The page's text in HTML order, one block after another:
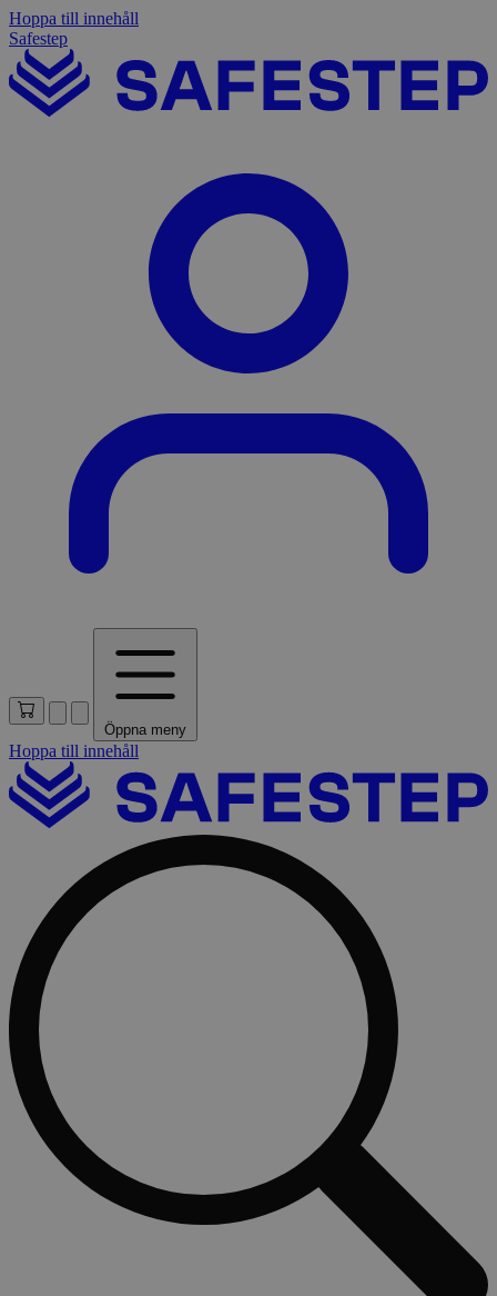
Hoppa till innehåll
Safestep
Öppna meny
Hoppa till innehåll